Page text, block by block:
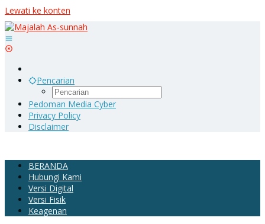
Lewati ke konten
Pencarian
Pedoman Media Cyber
Privacy Policy
Disclaimer
BERANDA
Hubungi Kami
Versi Digital
Versi Fisik
Keagenan